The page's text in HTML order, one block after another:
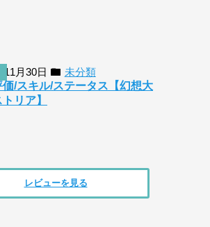
11月30日
未分類
/スキル/ステータス【幻想大
リア】
レビューを見る